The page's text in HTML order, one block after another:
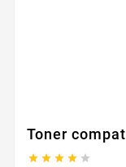
Toner
    